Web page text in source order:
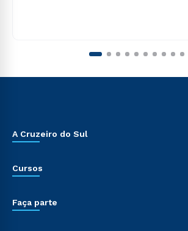
A Cruzeiro do Sul
Cursos
Faça parte